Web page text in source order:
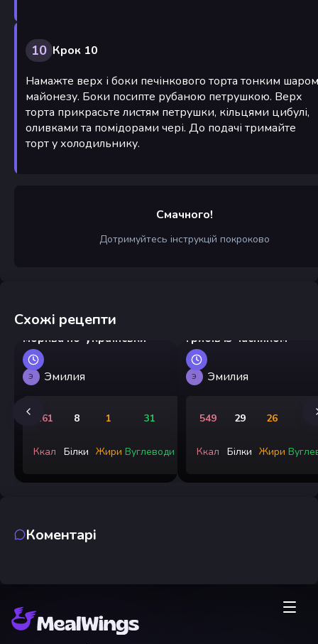
10 Крок 10
Намажте верх і боки печінкового торта тонким шаром
майонезу. Боки посипте рубаною петрушкою. Верх
торта прикрасьте листям петрушки, кільцями цибулі,
оливками та помідорами чері. До подачі тримайте
торт у холодильнику.
Смачного!
Дотримуйтесь інструкцій покроково
Схожі рецепти
Малосольні огірки та
морква по-українськи
Э Эмилия
161
Ккал
8
Білки
1
Жири
31
Вуглеводи
грибів із часником
Э Эмилия
549
Ккал
29
Білки
26
Жири
55
Коментарі